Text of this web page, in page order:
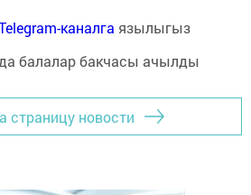
каналга язылыгыз
страницу новости